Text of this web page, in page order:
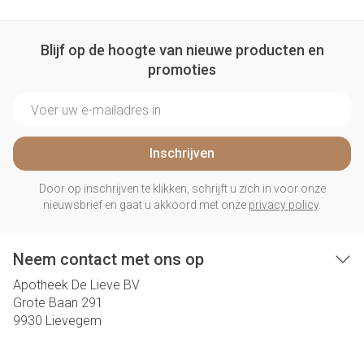
Blijf op de hoogte van nieuwe producten en
promoties
Inschrijven
Door op inschrijven te klikken, schrijft u zich in voor onze
nieuwsbrief en gaat u akkoord met onze privacy policy.
Neem contact met ons op
Apotheek De Lieve BV
Grote Baan 291
9930 Lievegem